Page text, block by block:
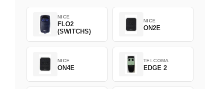
NICE
FLO2
(SWITCHS)
NICE
ON2E
NICE
ON4E
TELCOMA
EDGE 2